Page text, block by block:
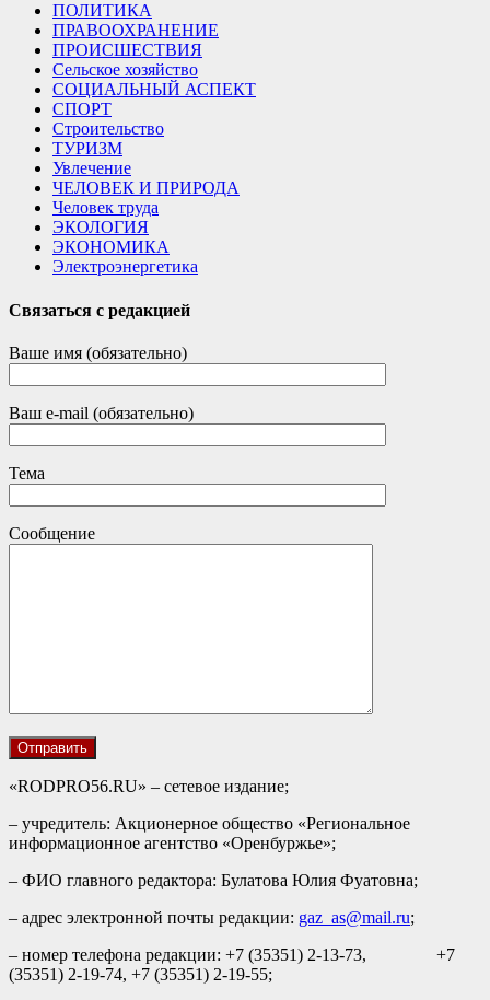
ПОЛИТИКА
ПРАВООХРАНЕНИЕ
ПРОИСШЕСТВИЯ
Сельское хозяйство
СОЦИАЛЬНЫЙ АСПЕКТ
СПОРТ
Строительство
ТУРИЗМ
Увлечение
ЧЕЛОВЕК И ПРИРОДА
Человек труда
ЭКОЛОГИЯ
ЭКОНОМИКА
Электроэнергетика
Связаться с редакцией
Ваше имя (обязательно)
Ваш e-mail (обязательно)
Тема
Сообщение
«RODPRO56.RU» – сетевое издание;
– учредитель: Акционерное общество «Региональное
информационное агентство «Оренбуржье»;
– ФИО главного редактора: Булатова Юлия Фуатовна;
– адрес электронной почты редакции: gaz_as@mail.ru;
– номер телефона редакции: +7 (35351) 2-13-73, +7
(35351) 2-19-74, +7 (35351) 2-19-55;